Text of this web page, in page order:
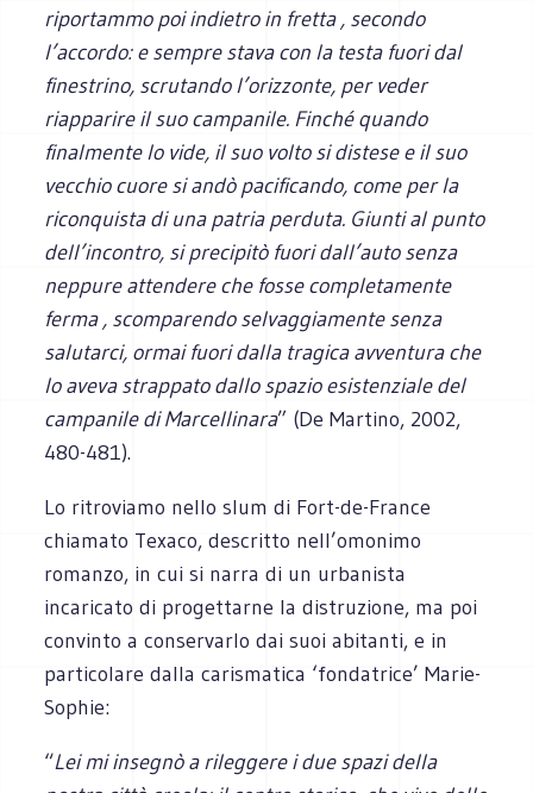
riportammo poi indietro in fretta , secondo
l’accordo: e sempre stava con la testa fuori dal
finestrino, scrutando l’orizzonte, per veder
riapparire il suo campanile. Finché quando
finalmente lo vide, il suo volto si distese e il suo
vecchio cuore si andò pacificando, come per la
riconquista di una patria perduta. Giunti al punto
dell’incontro, si precipitò fuori dall’auto senza
neppure attendere che fosse completamente
ferma , scomparendo selvaggiamente senza
salutarci, ormai fuori dalla tragica avventura che
lo aveva strappato dallo spazio esistenziale del
campanile di Marcellinara” (De Martino, 2002,
480-481).
Lo ritroviamo nello slum di Fort-de-France
chiamato Texaco, descritto nell’omonimo
romanzo, in cui si narra di un urbanista
incaricato di progettarne la distruzione, ma poi
convinto a conservarlo dai suoi abitanti, e in
particolare dalla carismatica ‘fondatrice’ Marie-
Sophie:
“Lei mi insegnò a rileggere i due spazi della